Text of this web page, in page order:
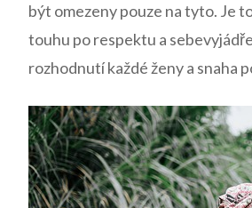
být omezeny ‍pouze na tyto. ⁤Je
touhu​ po respektu a
rozhodnutí každé ženy a snaha